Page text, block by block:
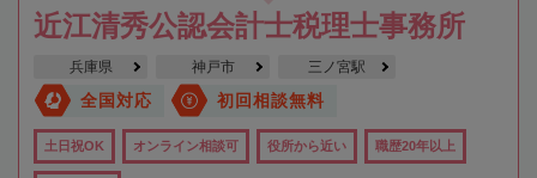
近江清秀公認会計士税理士事務所
兵庫県 神戸市 三ノ宮駅
全国対応 初回相談無料
土日祝OK オンライン相談可 役所から近い 職歴20年以上